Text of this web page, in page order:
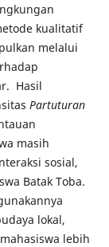
kualitatif
melalui
Hasil
Partuturan
masih
sosial,
Batak Toba.
lokal,
lebih